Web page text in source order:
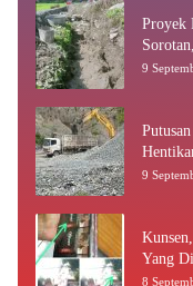
Proyek
9
9
Yang
Bea
8